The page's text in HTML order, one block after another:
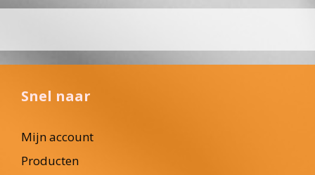
Snel naar
Mijn account
Producten